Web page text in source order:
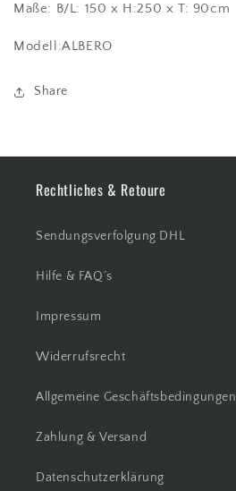
Maße: B/L: 150 x H:250 x T: 90cm
Modell:ALBERO
Share
Rechtliches & Retoure
Sendungsverfolgung DHL
Hilfe & FAQ´s
Impressum
Widerrufsrecht
Allgemeine Geschäftsbedingungen
Zahlung & Versand
Datenschutzerklärung